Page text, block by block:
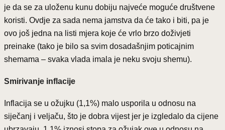
je da se za uloženu kunu dobiju najveće moguće društvene
koristi. Ovdje za sada nema jamstva da će tako i biti, pa je
ovo još jedna na listi mjera koje će vrlo brzo doživjeti
preinake (tako je bilo sa svim dosadašnjim poticajnim
shemama – svaka vlada imala je neku svoju shemu).
Smirivanje inflacije
Inflacija se u ožujku (1,1%) malo usporila u odnosu na
siječanj i veljaču, što je dobra vijest jer je izgledalo da cijene